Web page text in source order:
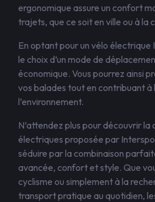
ergonomique assure un confort
trajets, que ce soit en ville ou à la
En optant pour un vélo
le choix d’un mode de
économique. Vous pourrez ainsi
vos balades tout en contribuant à
l’environnement.
N’attendez plus pour découvrir la
électriques proposée par
séduire par la combinaison
avancée, confort et style. Que
cyclisme ou simplement à la
transport pratique au quotidien,